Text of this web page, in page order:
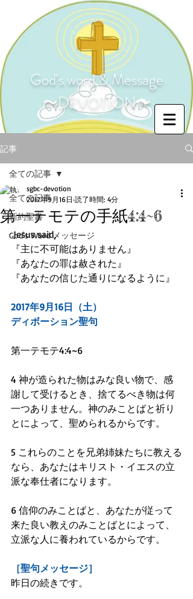
God's word & Message
〜DEVOTION〜
記事
全ての記事
新約聖書
God's Word メッセージ
全ての記事
第一テモテの手紙4:4~6
sgbc-devotion
2017年9月16日 読了時間: 4分
Jesus said,
『主に不可能はありません』
『あなたの罪は赦された』
『あなたの信じた通りになるように』
2017年9月16日（土）
ディボーション聖句
第一テモテ4:4~6
4 神が造られた物はみな良い物で、感
謝して受けるとき、捨てるべき物は何
一つありません。神のみことばと祈り
とによって、聖められるからです。
5 これらのことを兄弟姉妹たちに教える
なら、あなたはキリスト・イエスの立
派な奉仕者になります。
6 信仰のみことばと、あなたが従って
来た良い教えのみことばとによって、
立派な人に養われているからです。
［聖句メッセージ］
昨日の続きです。